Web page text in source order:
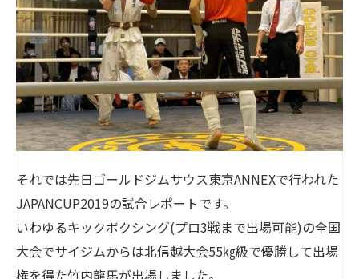
それでは先日ゴールドジムサウス東京ANNEXで行われた
JAPANCUP2019の試合レポートです。
いわゆるキックボクシング(プロ3戦まで出場可能)の全国
大会でサイジムからは北信越大会55㎏級で優勝して出場
権を得た竹内龍馬が出場しました。